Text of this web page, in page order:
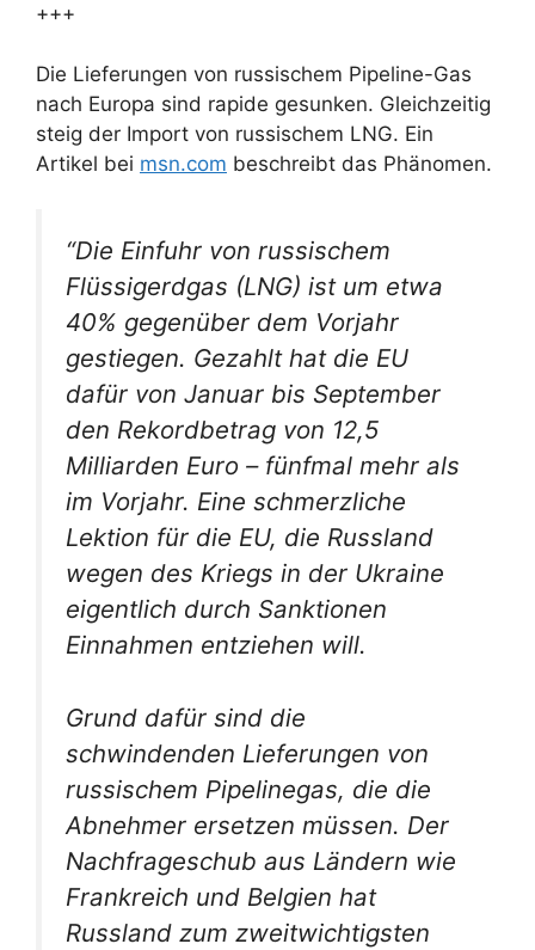
+++
Die Lieferungen von russischem Pipeline-Gas
nach Europa sind rapide gesunken. Gleichzeitig
steig der Import von russischem LNG. Ein
Artikel bei msn.com beschreibt das Phänomen.
“Die Einfuhr von russischem
Flüssigerdgas (LNG) ist um etwa
40% gegenüber dem Vorjahr
gestiegen. Gezahlt hat die EU
dafür von Januar bis September
den Rekordbetrag von 12,5
Milliarden Euro – fünfmal mehr als
im Vorjahr. Eine schmerzliche
Lektion für die EU, die Russland
wegen des Kriegs in der Ukraine
eigentlich durch Sanktionen
Einnahmen entziehen will.
Grund dafür sind die
schwindenden Lieferungen von
russischem Pipelinegas, die die
Abnehmer ersetzen müssen. Der
Nachfrageschub aus Ländern wie
Frankreich und Belgien hat
Russland zum zweitwichtigsten